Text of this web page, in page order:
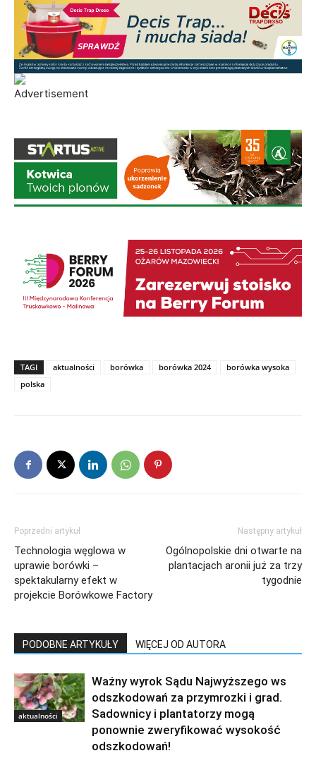
TAGI aktualności borówka borówka 2024
borówka wysoka
polska
Poprzedni artykuł
Technologia węglowa w
uprawie borówki –
spektakularny efekt w
projekcie Borówkowe Factory
Następny artykuł
Ogólnopolskie dni otwarte na
plantacjach aronii już za trzy
tygodnie
PODOBNE ARTYKUŁY WIĘCEJ OD AUTORA
aktualności
Ważny wyrok Sądu Najwyższego ws
odszkodowań za przymrozki i grad.
Sadownicy i plantatorzy mogą
ponownie zweryfikować wysokość
odszkodowań!